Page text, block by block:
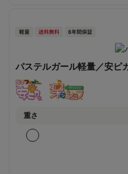
パステルガール軽量／安ピ
重さ